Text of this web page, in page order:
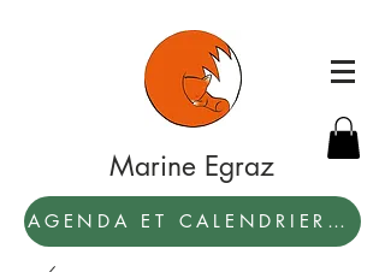
Marine Egraz
AGENDA ET CALENDRIER 2027: PAR ICI !